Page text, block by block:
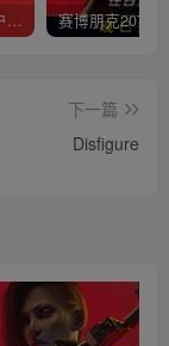
新用户必看！新用户必看！新用户必看！！！
下一篇
Disfigure